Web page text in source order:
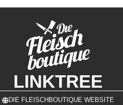
LINKTREE
DIE FLEISCHBOUTIQUE WEBSITE